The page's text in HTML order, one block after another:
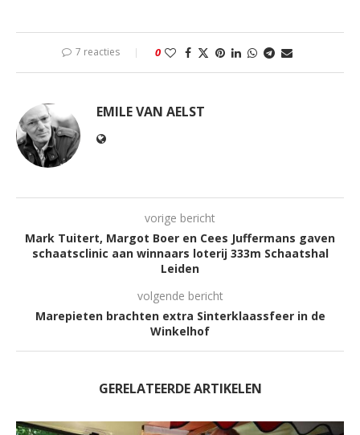
7 reacties 0
EMILE VAN AELST
vorige bericht
Mark Tuitert, Margot Boer en Cees Juffermans gaven
schaatsclinic aan winnaars loterij 333m Schaatshal
Leiden
volgende bericht
Marepieten brachten extra Sinterklaassfeer in de
Winkelhof
GERELATEERDE ARTIKELEN